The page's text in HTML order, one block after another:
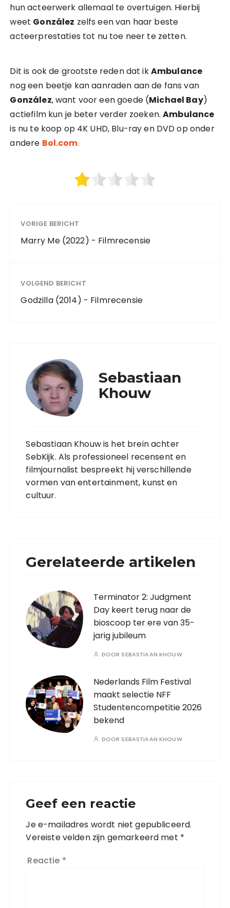
hun acteerwerk allemaal te overtuigen. Hierbij
weet González zelfs een van haar beste
acteerprestaties tot nu toe neer te zetten.
Dit is ook de grootste reden dat ikAmbulance
nog een beetje kan aanraden aan de fans van
González, want voor een goede (Michael Bay)
actiefilm kun je beter verder zoeken.Ambulance
is nu te koop op 4K UHD, Blu-ray en DVD op onder
andere Bol.com.
VORIGE BERICHT
Marry Me (2022) - Filmrecensie
VOLGEND BERICHT
Godzilla (2014) - Filmrecensie
Sebastiaan
Khouw
Sebastiaan Khouw is het brein achter
SebKijk. Als professioneel recensent en
filmjournalist bespreekt hij verschillende
vormen van entertainment, kunst en
cultuur.
Gerelateerde artikelen
Terminator 2: Judgment
Day keert terug naar de
bioscoop ter ere van 35-
jarig jubileum
DOOR SEBASTIAAN KHOUW
Nederlands Film Festival
maakt selectie NFF
Studentencompetitie 2026
bekend
DOOR SEBASTIAAN KHOUW
Geef een reactie
Je e-mailadres wordt niet gepubliceerd.
Vereiste velden zijn gemarkeerd met *
Reactie *